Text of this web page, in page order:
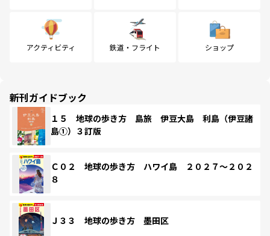
アクティビティ 鉄道・フライト ショップ
新刊ガイドブック
１５ 地球の歩き方 島旅 伊豆大島 利島（伊豆諸
島①）３訂版
Ｃ０２ 地球の歩き方 ハワイ島 ２０２７～２０２
８
Ｊ３３ 地球の歩き方 墨田区